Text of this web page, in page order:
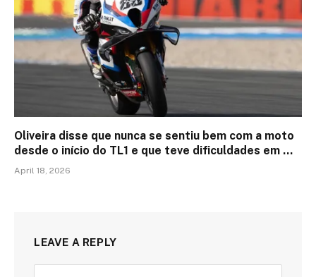
Oliveira disse que nunca se sentiu bem com a moto
desde o início do TL1 e que teve dificuldades em …
April 18, 2026
LEAVE A REPLY